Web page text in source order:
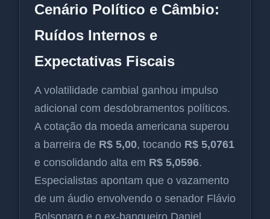
Cenário Político e Câmbio:
Ruídos Internos e
Expectativas Fiscais
A volatilidade cambial ganhou impulso
adicional com desdobramentos políticos.
A cotação da moeda americana superou
a barreira de R$ 5,00, tocando R$ 5,0761
e consolidando alta em R$ 5,0596.
Especialistas apontam que o vazamento
de um áudio envolvendo o senador Flávio
Bolsonaro e o ex-banqueiro Daniel